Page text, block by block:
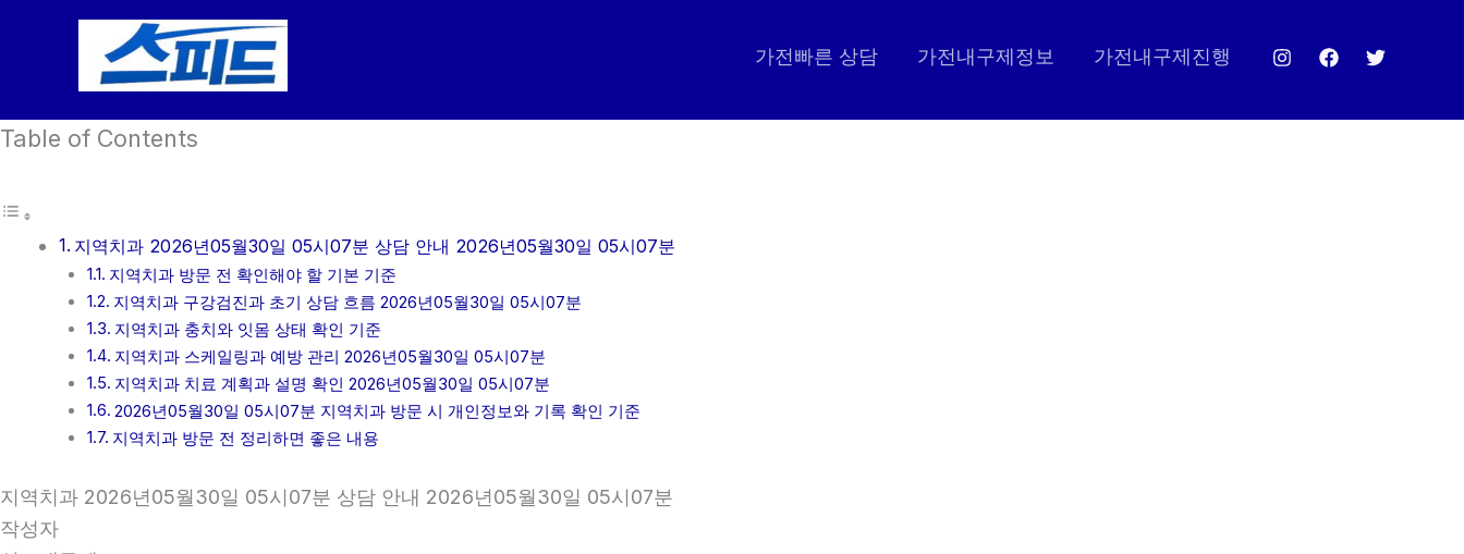
건
뛰
가전빠른 상담 가전내구제정보 가전내구제진행
Table of Contents
지역치과 2026년05월30일 05시07분 상담 안내 2026년05월30일 05시07분
지역치과 방문 전 확인해야 할 기본 기준
지역치과 구강검진과 초기 상담 흐름 2026년05월30일 05시07분
지역치과 충치와 잇몸 상태 확인 기준
지역치과 스케일링과 예방 관리 2026년05월30일 05시07분
지역치과 치료 계획과 설명 확인 2026년05월30일 05시07분
2026년05월30일 05시07분 지역치과 방문 시 개인정보와 기록 확인 기준
지역치과 방문 전 정리하면 좋은 내용
지역치과 2026년05월30일 05시07분 상담 안내 2026년05월30일 05시07분
작성자